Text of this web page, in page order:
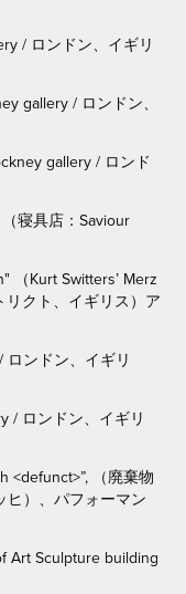
/ ロンドン、イギリ
gallery / ロンドン、
gallery / ロンド
寝具店：Saviour
（Kurt Switters’ Merz
リクト、イギリス）ア
ロンドン、イギリ
/ ロンドン、イギリ
<defunct>”, （廃棄物
ヒ）、パフォーマン
Art Sculpture building